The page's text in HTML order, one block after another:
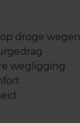
droge wegen
wegligging